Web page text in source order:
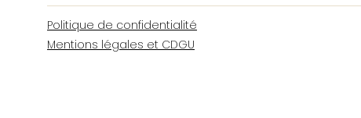
Politique de confidentialité
Mentions légales et CDGU